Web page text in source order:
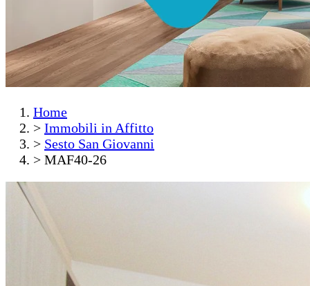
Home
> Immobili in Affitto
> Sesto San Giovanni
> MAF40-26